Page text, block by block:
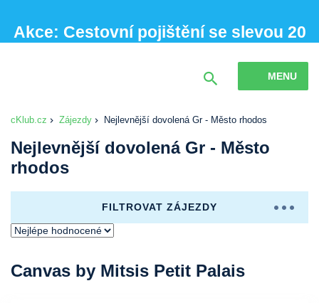
Akce: Cestovní pojištění se slevou 20
MENU
cKlub.cz Zájezdy Nejlevnější dovolená Gr - Město rhodos
Nejlevnější dovolená Gr - Město
rhodos
FILTROVAT ZÁJEZDY
Canvas by Mitsis Petit Palais